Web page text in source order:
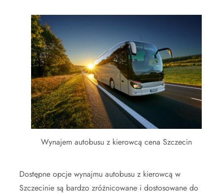
Wynajem autobusu z kierowcą cena Szczecin
Dostępne opcje wynajmu autobusu z kierowcą w
Szczecinie są bardzo zróżnicowane i dostosowane do